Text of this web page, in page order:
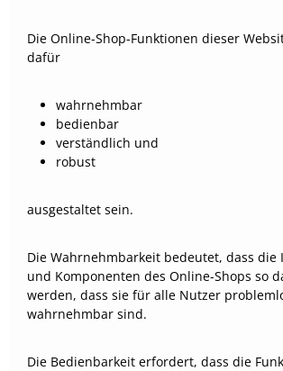
Die Online-Shop-Funktionen dieser
dafür
wahrnehmbar
bedienbar
verständlich und
robust
ausgestaltet sein.
Die Wahrnehmbarkeit bedeutet, dass die
und Komponenten des Online-Shops so
werden, dass sie für alle Nutzer
wahrnehmbar sind.
Die Bedienbarkeit erfordert, dass die